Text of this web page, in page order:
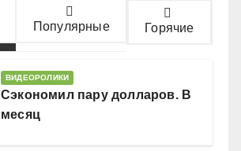
Популярные Горячие
ВИДЕОРОЛИКИ
Сэкономил пару долларов. В
месяц